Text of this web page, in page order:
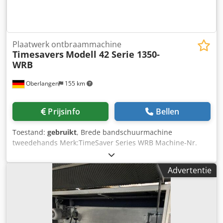
Oberlangen 155 km
Plaatwerk ontbraammachine
Timesavers Modell 42 Serie 1350-
WRB
Prijsinfo Bellen
Toestand: gebruikt, Brede bandschuurmachine
tweedehands Merk:TimeSaver Series WRB Machine-Nr.
2480-19 Machine voor droog ontbramen/afronden
machine met contactrollen en een roterende borstel Max.
Werkbreedte 1350 mm Afmetingen schuurband BxL
1350x1900 mm Buitenborstel diameter 530x350 mm
Tafelopening 0,8-100 mm Min. werkstukgrootte 50x50 mm
Borstelsnelheid 6-17 m/sec. Schuurbandsnelheid 11 m/sec
Aanvoersnelheid 0,2-8 mm Opgenomen vermogen Eenheid
Advertentie